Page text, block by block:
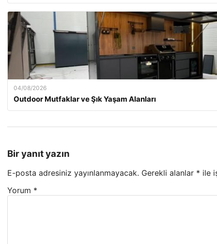
04/08/2026
Outdoor Mutfaklar ve Şık Yaşam Alanları
Bir yanıt yazın
E-posta adresiniz yayınlanmayacak. Gerekli alanlar * ile
Yorum *